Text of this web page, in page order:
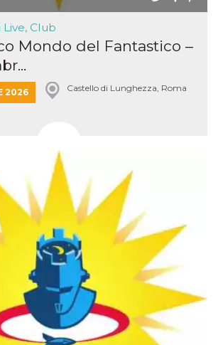
Live, Club
Mondo del Fantastico –
2026 Castello di Lunghezza, Roma